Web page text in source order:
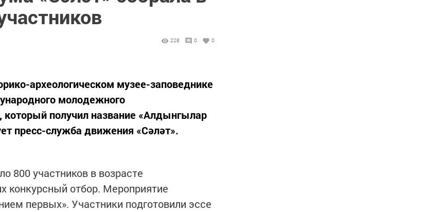
228 0 0
археологическом музее-заповеднике
молодежного
который получил название «Алдынгылар
пресс-служба движения «Сәләт».
800 участников в возрасте
конкурсный отбор. Мероприятие
первых». Участники подготовили эссе